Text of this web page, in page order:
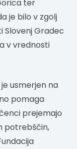
ter
je bilo v zgolj
Slovenj Gradec
v vrednosti
usmerjen na
pomaga
prejemajo
potrebščin,